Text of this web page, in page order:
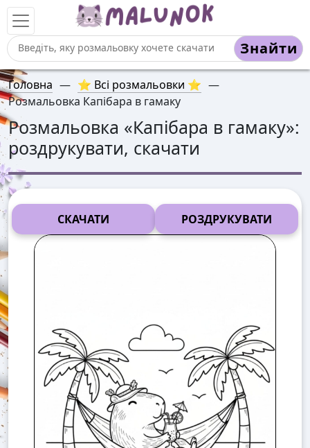
Знайти
Головна — ⭐ Всі розмальовки ⭐ —
Розмальовка Капібара в гамаку
Розмальовка «Капібара в гамаку»:
роздрукувати, скачати
СКАЧАТИ РОЗДРУКУВАТИ